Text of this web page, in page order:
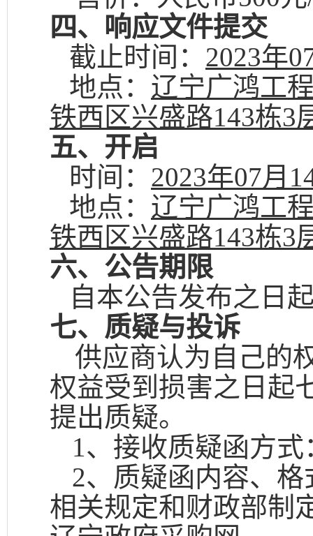
四、响应文件提交
截止时间： 2023年
地点： 辽宁广鸿工
铁西区兴盛路143栋3
五、开启
时间： 2023年07月
地点： 辽宁广鸿工
铁西区兴盛路143栋3
六、公告期限
自本公告发布之日
七、质疑与投诉
供应商认为自己的
权益受到损害之日起
提出质疑。
1、接收质疑函方
2、质疑函内容、
相关规定和财政部制